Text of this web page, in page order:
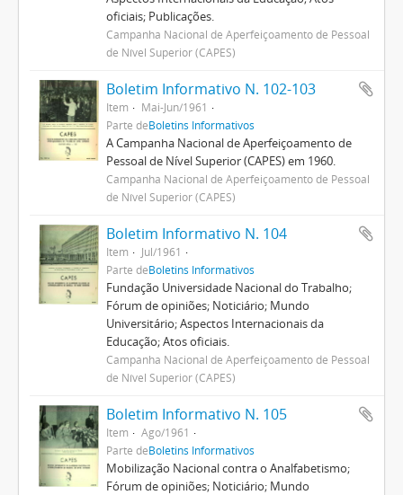
oficiais; Publicações.
Campanha Nacional de Aperfeiçoamento de Pessoal
de Nível Superior (CAPES)
Boletim Informativo N. 102-103
Item
Mai-Jun/1961
Parte deBoletins Informativos
A Campanha Nacional de Aperfeiçoamento de
Pessoal de Nível Superior (CAPES) em 1960.
Campanha Nacional de Aperfeiçoamento de Pessoal
de Nível Superior (CAPES)
Boletim Informativo N. 104
Item
Jul/1961
Parte deBoletins Informativos
Fundação Universidade Nacional do Trabalho;
Fórum de opiniões; Noticiário; Mundo
Universitário; Aspectos Internacionais da
Educação; Atos oficiais.
Campanha Nacional de Aperfeiçoamento de Pessoal
de Nível Superior (CAPES)
Boletim Informativo N. 105
Item
Ago/1961
Parte deBoletins Informativos
Mobilização Nacional contra o Analfabetismo;
Fórum de opiniões; Noticiário; Mundo